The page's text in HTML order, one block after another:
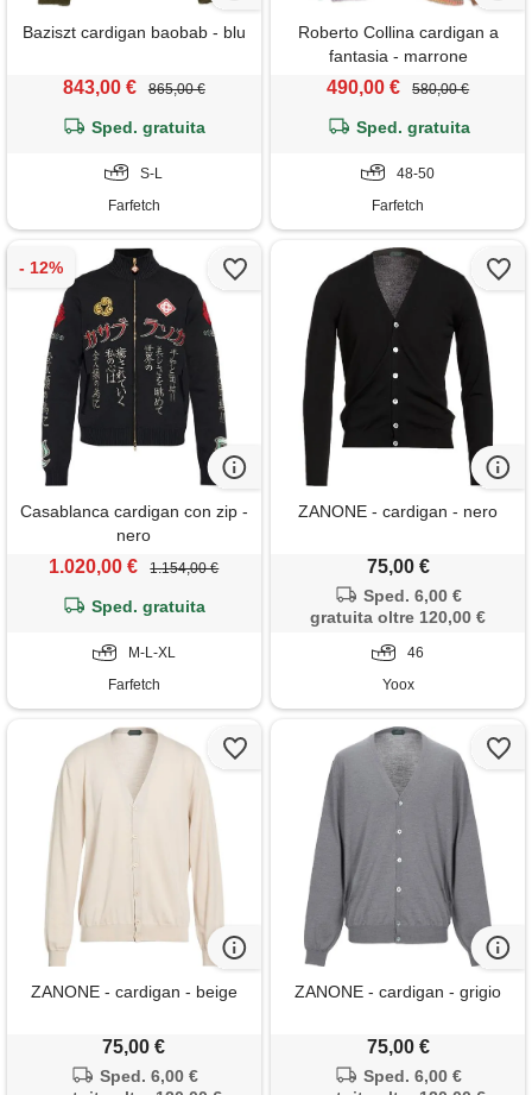
Baziszt cardigan baobab - blu
843,00 € 865,00 €
Sped. gratuita
S-L
Farfetch
Roberto Collina cardigan a
fantasia - marrone
490,00 € 580,00 €
Sped. gratuita
48-50
Farfetch
Casablanca cardigan con zip -
nero
1.020,00 € 1.154,00 €
Sped. gratuita
M-L-XL
Farfetch
ZANONE - cardigan - nero
75,00 €
Sped. 6,00 €
gratuita oltre 120,00 €
46
Yoox
ZANONE - cardigan - beige
75,00 €
Sped. 6,00 €
ZANONE - cardigan - grigio
75,00 €
Sped. 6,00 €